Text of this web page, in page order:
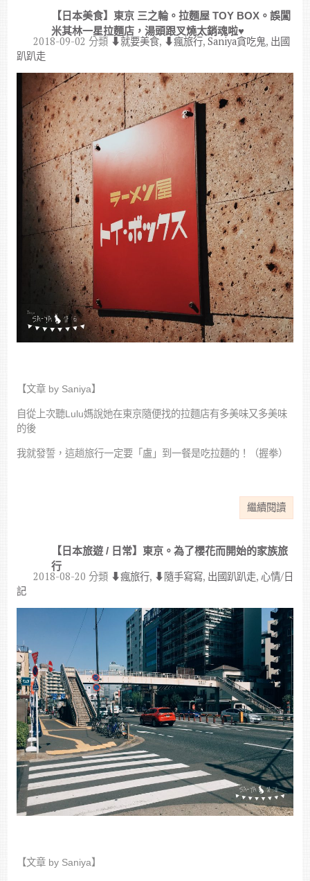
【日本美食】東京 三之輪。拉麵屋 TOY BOX。誤闖
米其林一星拉麵店，湯頭跟叉燒太銷魂啦♥
2018-09-02 分類 ⬇︎就要美食, ⬇︎瘋旅行, Saniya貪吃鬼, 出國
趴趴走
【文章 by Saniya】
自從上次聽Lulu媽說她在東京隨便找的拉麵店有多美味又多美味
的後
我就發誓，這趟旅行一定要「盧」到一餐是吃拉麵的！（握拳）
繼續閱讀
【日本旅遊 / 日常】東京。為了櫻花而開始的家族旅
行
2018-08-20 分類 ⬇︎瘋旅行, ⬇︎隨手寫寫, 出國趴趴走, 心情/日
記
【文章 by Saniya】